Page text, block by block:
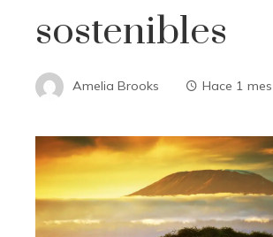
sostenibles
Amelia Brooks Hace 1 mes